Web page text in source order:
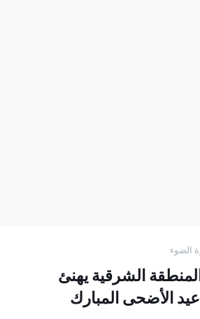
الضوء
الشرقية يهنئ
عيد الأضحى المبارك